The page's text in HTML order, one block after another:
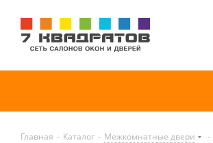
Главная - Каталог - Межкомнатные двери -